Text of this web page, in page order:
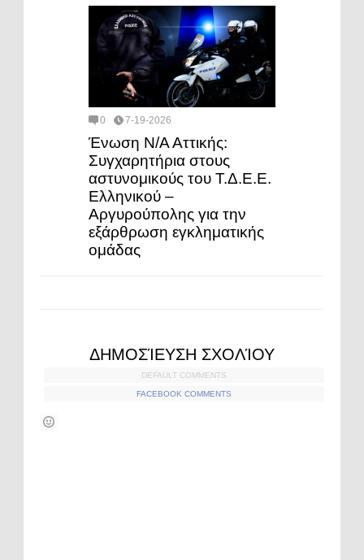
0 7-19-2026
Ένωση Ν/Α Αττικής:
Συγχαρητήρια στους
αστυνομικούς του Τ.Δ.Ε.Ε.
Ελληνικού –
Αργυρούπολης για την
εξάρθρωση εγκληματικής
ομάδας
ΔΗΜΟΣΊΕΥΣΗ ΣΧΟΛΊΟΥ
DEFAULT COMMENTS
FACEBOOK COMMENTS